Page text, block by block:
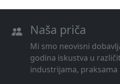
Naša priča
Mi smo neovisni
godina iskustva u
industrijama,